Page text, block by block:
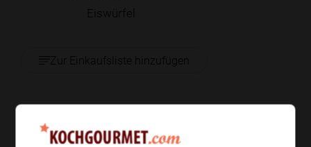
Eiswürfel
Zur Einkaufsliste hinzufügen
Zubereitung